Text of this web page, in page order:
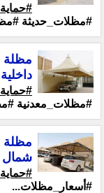
#مظلات_حديثة #مظلات_2024
مظلة
#مظلات_معدنية
مظلة
شمال
#أسعار_مظلات...